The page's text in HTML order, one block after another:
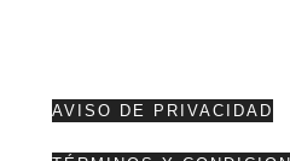
AVISO DE PRIVACIDAD